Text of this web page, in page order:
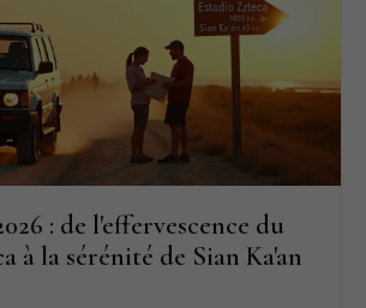
: de l'effervescence du
à la sérénité de Sian Ka'an